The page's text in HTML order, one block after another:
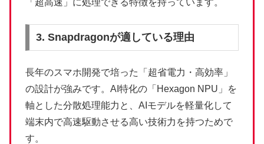
「超高速」に処理できる特徴を持っています。
3. Snapdragonが適している理由
長年のスマホ開発で培った「超省電力・高効率」
の設計が強みです。AI特化の「Hexagon NPU」を
軸とした分散処理能力と、AIモデルを軽量化して
端末内で高速駆動させる高い技術力を持つためで
す。